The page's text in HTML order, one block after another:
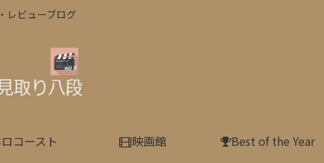
レビューブログ
コースト 映画館 Best of the Year